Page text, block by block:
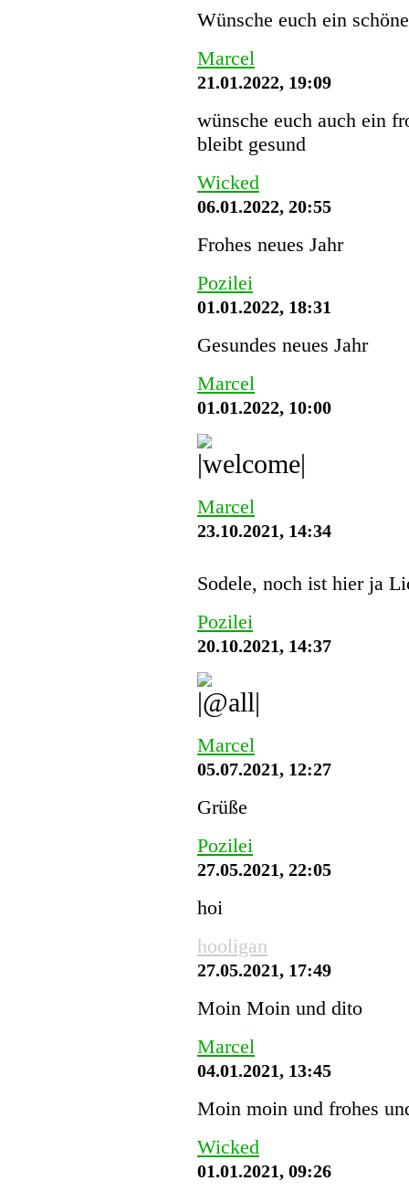
Wünsche euch ein
Marcel
21.01.2022, 19:09
wünsche euch auch ein
bleibt gesund
Wicked
06.01.2022, 20:55
Frohes neues Jahr
Pozilei
01.01.2022, 18:31
Gesundes neues Jahr
Marcel
01.01.2022, 10:00
Marcel
23.10.2021, 14:34
Sodele, noch ist hier ja
Pozilei
20.10.2021, 14:37
Marcel
05.07.2021, 12:27
Grüße
Pozilei
27.05.2021, 22:05
hoi
hooligan
27.05.2021, 17:49
Moin Moin und dito
Marcel
04.01.2021, 13:45
Moin moin und frohes
Wicked
01.01.2021, 09:26